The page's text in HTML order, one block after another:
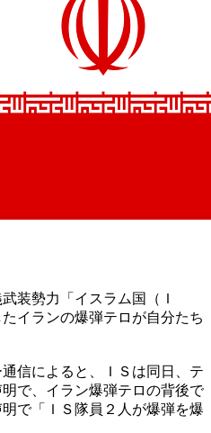
装勢力「イスラム国（Ｉ
イランの爆弾テロが自分たち
信によると、ＩＳは同日、テ
で、イラン爆弾テロの背後で
で「ＩＳ隊員２人が爆弾を爆